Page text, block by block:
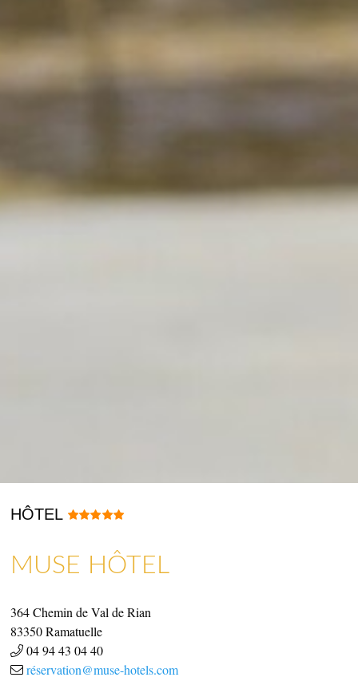
ARTISANAT & GALERIES D’ART
DÉVELOPPEMENT DURABLE
COMMERCES, SERVICES & ARTISANS
HÔTEL
MUSE HÔTEL
364 Chemin de Val de Rian
83350 Ramatuelle
04 94 43 04 40
réservation@muse-hotels.com